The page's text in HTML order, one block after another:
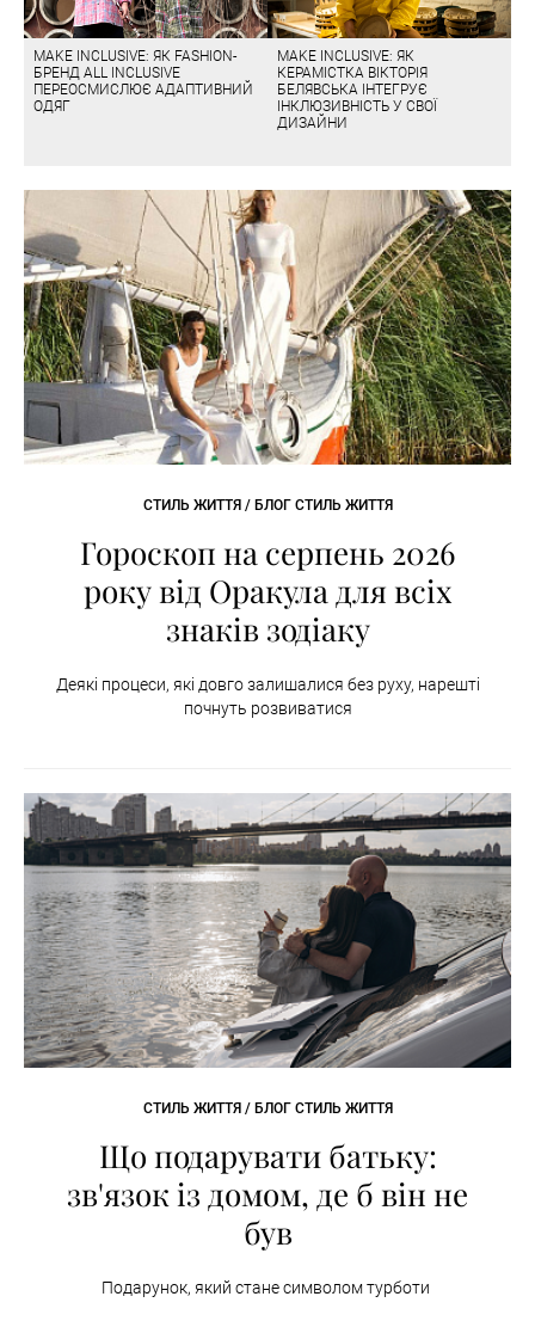
MAKE INCLUSIVE: ЯК FASHION-
БРЕНД ALL INCLUSIVE
ПЕРЕОСМИСЛЮЄ АДАПТИВНИЙ
ОДЯГ
MAKE INCLUSIVE: ЯК
КЕРАМІСТКА ВІКТОРІЯ
БЕЛЯВСЬКА ІНТЕГРУЄ
ІНКЛЮЗИВНІСТЬ У СВОЇ
ДИЗАЙНИ
СТИЛЬ ЖИТТЯ / БЛОГ СТИЛЬ ЖИТТЯ
Гороскоп на серпень 2026
року від Оракула для всіх
знаків зодіаку
Деякі процеси, які довго залишалися без руху, нарешті
почнуть розвиватися
СТИЛЬ ЖИТТЯ / БЛОГ СТИЛЬ ЖИТТЯ
Що подарувати батьку:
зв'язок із домом, де б він не
був
Подарунок, який стане символом турботи